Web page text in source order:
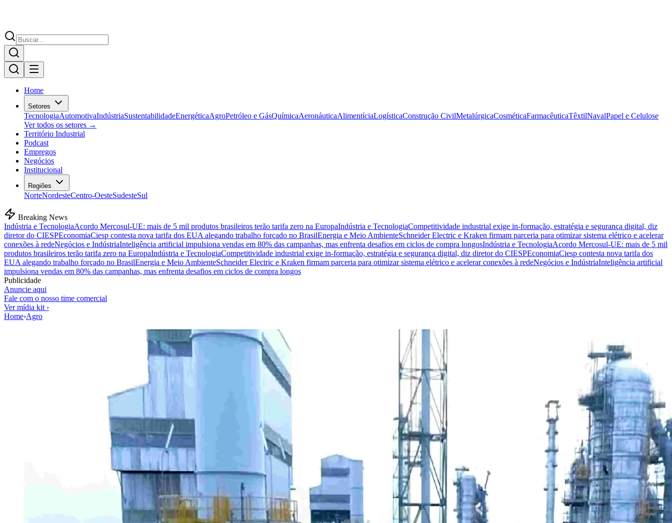
Home
Setores
TecnologiaAutomotivaIndústriaSustentabilidadeEnergéticaAgroPetróleo e GásQuímicaAeronáuticaAlimentíciaLogísticaConstrução CivilMetalúrgicaCosméticaFarmacêuticaTêxtilNavalPapel e Celulose
Ver todos os setores →
Território Industrial
Podcast
Empregos
Negócios
Institucional
Regiões
NorteNordesteCentro-OesteSudesteSul
Breaking News
Indústria e TecnologiaAcordo Mercosul-UE: mais de 5 mil produtos brasileiros terão tarifa zero na EuropaIndústria e TecnologiaCompetitividade industrial exige in-formação, estratégia e segurança digital, diz
diretor do CIESPEconomiaCiesp contesta nova tarifa dos EUA alegando trabalho forçado no BrasilEnergia e Meio AmbienteSchneider Electric e Kraken firmam parceria para otimizar sistema elétrico e acelerar
conexões à redeNegócios e IndústriaInteligência artificial impulsiona vendas em 80% das campanhas, mas enfrenta desafios em ciclos de compra longosIndústria e TecnologiaAcordo Mercosul-UE: mais de 5 mil
produtos brasileiros terão tarifa zero na EuropaIndústria e TecnologiaCompetitividade industrial exige in-formação, estratégia e segurança digital, diz diretor do CIESPEconomiaCiesp contesta nova tarifa dos
EUA alegando trabalho forçado no BrasilEnergia e Meio AmbienteSchneider Electric e Kraken firmam parceria para otimizar sistema elétrico e acelerar conexões à redeNegócios e IndústriaInteligência artificial
impulsiona vendas em 80% das campanhas, mas enfrenta desafios em ciclos de compra longos
Publicidade
Anuncie aqui
Fale com o nosso time comercial
Ver mídia kit ›
Home›Agro